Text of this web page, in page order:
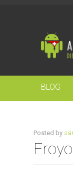
BLOG
Posted by